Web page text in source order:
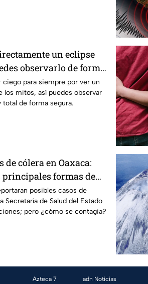
un eclipse
observarlo de forma
ciego para siempre por ver un
los mitos, así puedes observar
total de forma segura.
de cólera en Oaxaca:
principales formas de
posibles casos de
Secretaría de Salud del Estado
pero ¿cómo se contagia?
Azteca 7 adn Noticias